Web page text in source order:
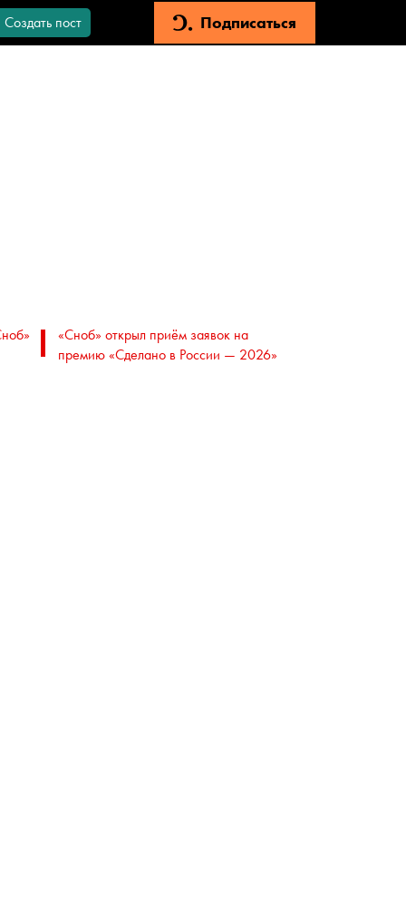
Создать пост Подписаться
«Сноб» открыл приём заявок на
премию «Сделано в России — 2026»